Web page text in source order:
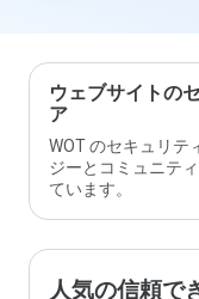
ウェブサイトの
ア
WOT のセキュリテ
ジーとコミュニテ
ています。
人気の信頼で
ます
か？